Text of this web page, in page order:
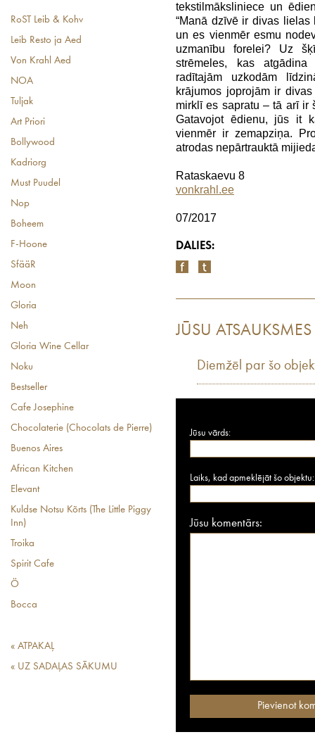
RoST Leib & Kohv
Leib Resto ja Aed
Von Krahl Aed
NOA
Tuljak
Art Priori
Bollywood
Kadriorg
Must Puudel
Nop
Boheem
F-Hoone
SfääR
Moon
Gloria
Neh
Gloria Wine Cellar
Noku
Bestseller
Cafe Josephine
Chocolaterie (Chocolats de Pierre)
Buenos Aires
African Kitchen
Elevant
Kuldse Notsu Kõrts (The Little Piggy
Inn)
Troika
Spirit Cafe
Ö
Bocca
« ATPAKAĻ
« UZ SADAĻAS SĀKUMU
tekstilmāksliniece un
“Manā dzīvē ir divas
un es vienmēr esmu
uzmanību forelei? Uz
strēmeles, kas
radītajām uzkodām
krājumos joprojām ir
mirklī es sapratu – tā arī ir
Gatavojot ēdienu, jūs it
vienmēr ir zemapziņa.
atrodas nepārtrauktā
Rataskaevu 8
vonkrahl.ee
07/2017
DALIES:
JŪSU ATSAUKSMES
Diemžēl par šo
Jūsu vārds:
Laiks, kad apmeklējāt šo objektu:
Jūsu komentārs: